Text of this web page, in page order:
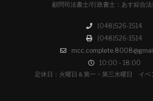
顧問司法書士/行政書士：あす綜合
(048)526-1514
(048)526-1514
10:00 - 18:00
定休日：火曜日＆第一・第三水曜日 イベ